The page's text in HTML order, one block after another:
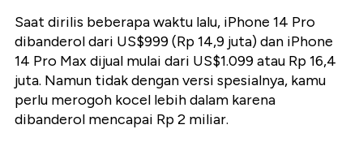
Saat dirilis beberapa waktu lalu, iPhone 14 Pro
dibanderol dari US$999 (Rp 14,9 juta) dan iPhone
14 Pro Max dijual mulai dari US$1.099 atau Rp 16,4
juta. Namun tidak dengan versi spesialnya, kamu
perlu merogoh kocel lebih dalam karena
dibanderol mencapai Rp 2 miliar.